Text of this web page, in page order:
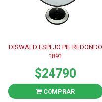
DISWALD ESPEJO PIE REDONDO
1891
$24790
COMPRAR